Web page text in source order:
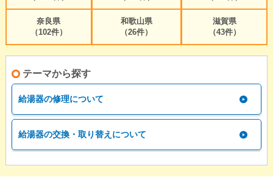
奈良県
（102件）
和歌山県
（26件）
滋賀県
（43件）
テーマから探す
給湯器の修理について
給湯器の交換・取り替えについて